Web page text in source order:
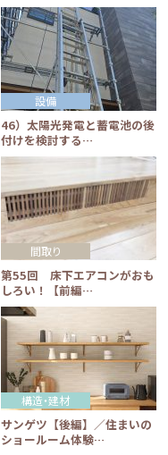
46）太陽光発電と蓄電池の後
付けを検討する…
設備
第55回 床下エアコンがおも
しろい！【前編…
間取り
サンゲツ【後編】／住まいの
ショールーム体験…
構造・建材